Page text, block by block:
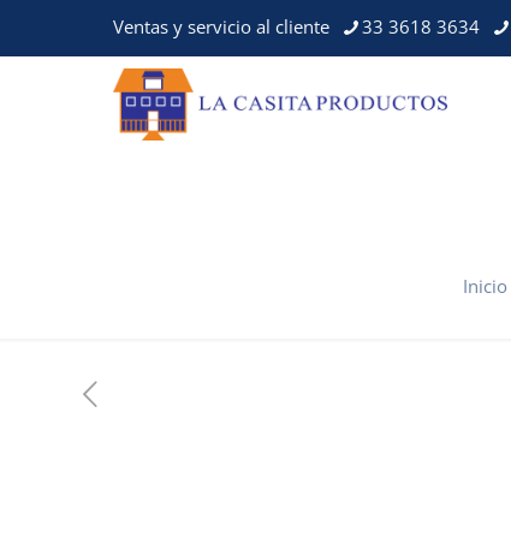
Ventas y servicio al cliente 33 3618 3634
Inicio